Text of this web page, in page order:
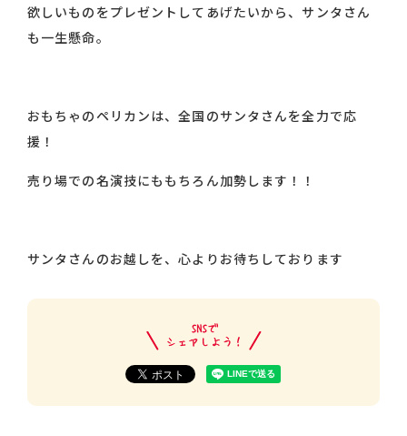
欲しいものをプレゼントしてあげたいから、サンタさん
も一生懸命。
おもちゃのペリカンは、全国のサンタさんを全力で応
援！
売り場での名演技にももちろん加勢します！！
サンタさんのお越しを、心よりお待ちしております